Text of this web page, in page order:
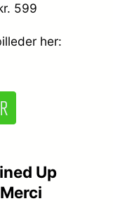
599
her:
Up